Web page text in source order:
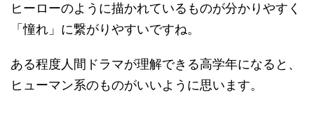
ヒーローのように描かれているものが分かりやすく
「憧れ」に繋がりやすいですね。
ある程度人間ドラマが理解できる高学年になると、
ヒューマン系のものがいいように思います。